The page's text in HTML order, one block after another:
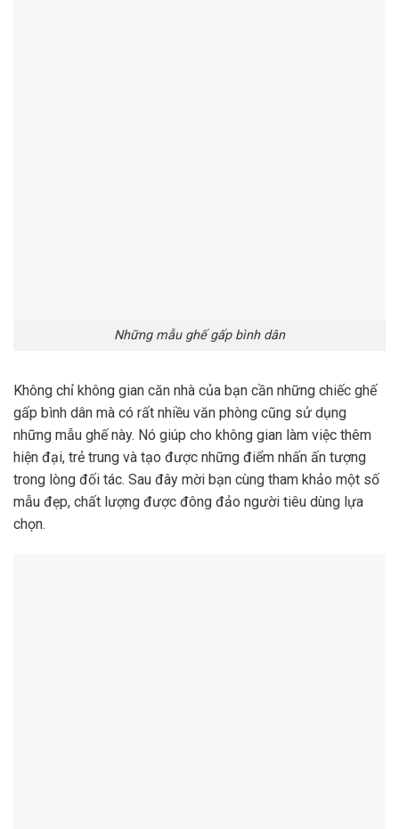
Những mẫu ghế gấp bình dân
Không chỉ không gian căn nhà của bạn cần những chiếc ghế
gấp bình dân mà có rất nhiều văn phòng cũng sử dụng
những mẫu ghế này. Nó giúp cho không gian làm việc thêm
hiện đại, trẻ trung và tạo được những điểm nhấn ấn tượng
trong lòng đối tác. Sau đây mời bạn cùng tham khảo một số
mẫu đẹp, chất lượng được đông đảo người tiêu dùng lựa
chọn.